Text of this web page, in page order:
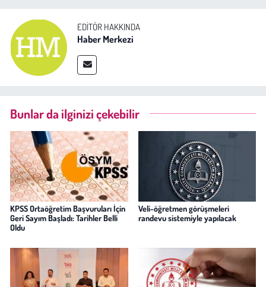
EDITÖR HAKKINDA
Haber Merkezi
Bunlar da ilginizi çekebilir
KPSS Ortaöğretim Başvuruları İçin
Geri Sayım Başladı: Tarihler Belli
Oldu
Veli-öğretmen görüşmeleri
randevu sistemiyle yapılacak